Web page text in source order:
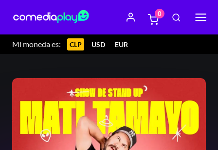
Mi moneda es: CLP USD EUR
0